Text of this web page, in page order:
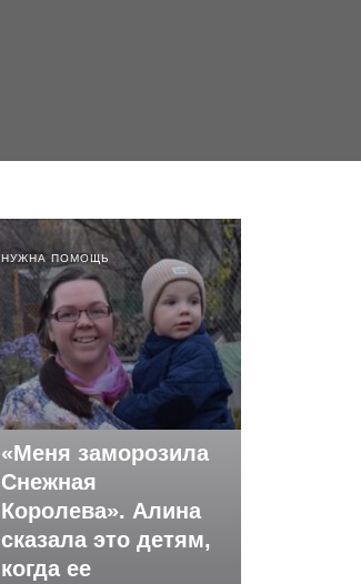
НУЖНА ПОМОЩЬ
«Меня заморозила
Снежная
Королева». Алина
сказала это детям,
когда ее